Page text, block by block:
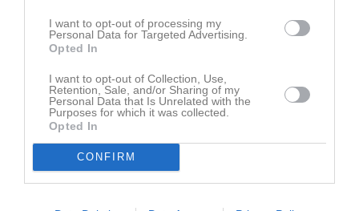
I want to opt-out of processing my
Personal Data for Targeted Advertising.
Opted In
I want to opt-out of Collection, Use,
Retention, Sale, and/or Sharing of my
Personal Data that Is Unrelated with the
Purposes for which it was collected.
Opted In
CONFIRM
Huvudmapp
På gång Kalender
Torsdaggruppen Träning 24 sep, 17:00